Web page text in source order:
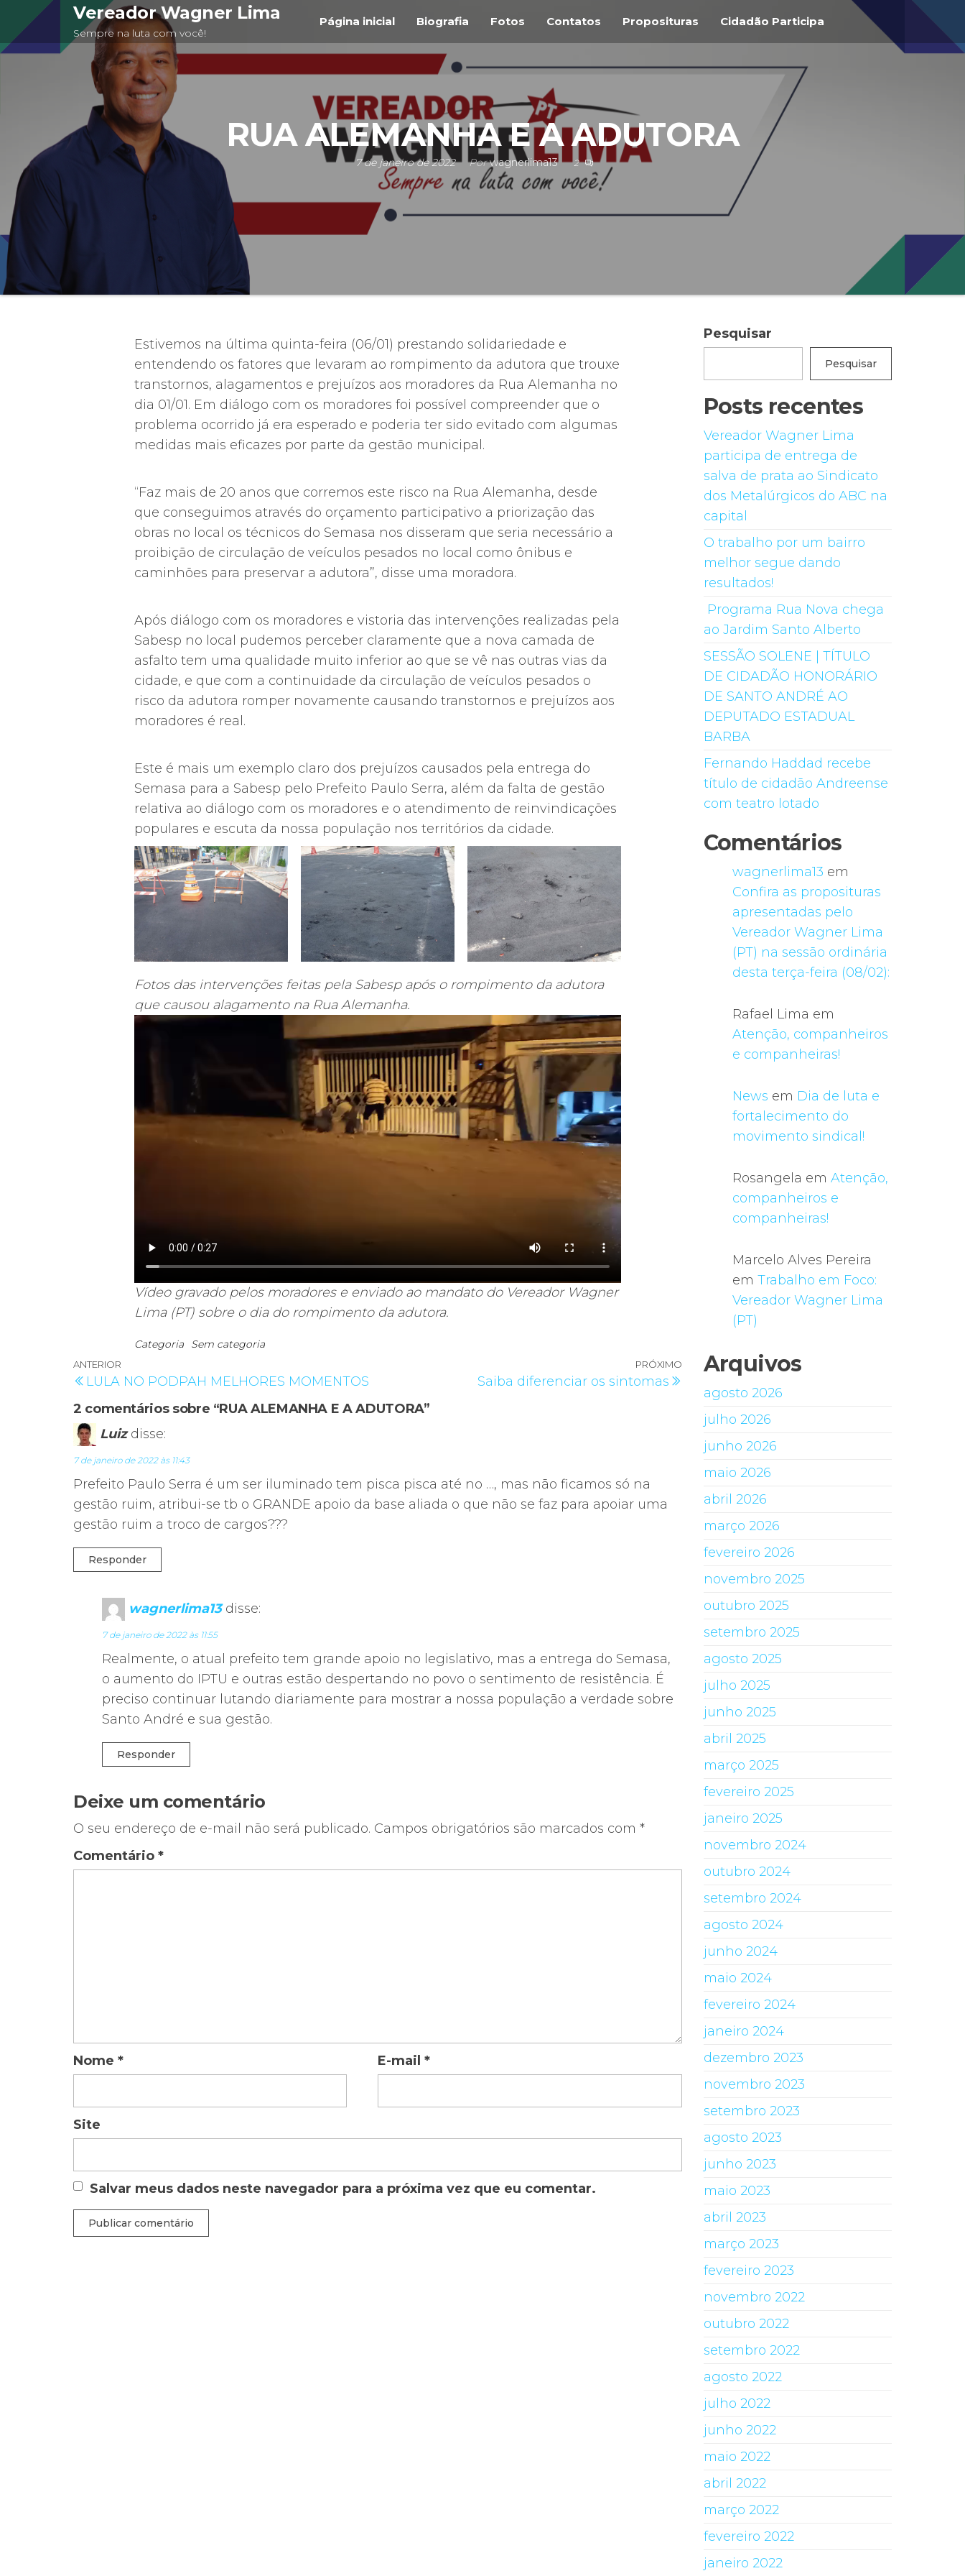
para
o
Vereador Wagner Lima
Sempre na luta com você!
Página inicial Biografia Fotos Contatos Proposituras Cidadão Participa
RUA ALEMANHA E A ADUTORA
7 de janeiro de 2022 Porwagnerlima13 2
Estivemos na última quinta-feira (06/01) prestando solidariedade e
entendendo os fatores que levaram ao rompimento da adutora que trouxe
transtornos, alagamentos e prejuízos aos moradores da Rua Alemanha no
dia 01/01. Em diálogo com os moradores foi possível compreender que o
problema ocorrido já era esperado e poderia ter sido evitado com algumas
medidas mais eficazes por parte da gestão municipal.
“Faz mais de 20 anos que corremos este risco na Rua Alemanha, desde
que conseguimos através do orçamento participativo a priorização das
obras no local os técnicos do Semasa nos disseram que seria necessário a
proibição de circulação de veículos pesados no local como ônibus e
caminhões para preservar a adutora”, disse uma moradora.
Após diálogo com os moradores e vistoria das intervenções realizadas pela
Sabesp no local pudemos perceber claramente que a nova camada de
asfalto tem uma qualidade muito inferior ao que se vê nas outras vias da
cidade, e que com a continuidade da circulação de veículos pesados o
risco da adutora romper novamente causando transtornos e prejuízos aos
moradores é real.
Este é mais um exemplo claro dos prejuízos causados pela entrega do
Semasa para a Sabesp pelo Prefeito Paulo Serra, além da falta de gestão
relativa ao diálogo com os moradores e o atendimento de reinvindicações
populares e escuta da nossa população nos territórios da cidade.
Fotos das intervenções feitas pela Sabesp após o rompimento da adutora
que causou alagamento na Rua Alemanha.
Vídeo gravado pelos moradores e enviado ao mandato do Vereador Wagner
Lima (PT) sobre o dia do rompimento da adutora.
Categoria Sem categoria
Navegação
de
Post
Post
anterior
ANTERIOR
LULA NO PODPAH MELHORES MOMENTOS
Próximo
post
PRÓXIMO
Saiba diferenciar os sintomas
2 comentários sobre “RUA ALEMANHA E A ADUTORA”
Luiz disse:
7 de janeiro de 2022 às 11:43
Prefeito Paulo Serra é um ser iluminado tem pisca pisca até no …, mas não ficamos só na
gestão ruim, atribui-se tb o GRANDE apoio da base aliada o que não se faz para apoiar uma
gestão ruim a troco de cargos???
Responder
wagnerlima13 disse:
7 de janeiro de 2022 às 11:55
Realmente, o atual prefeito tem grande apoio no legislativo, mas a entrega do Semasa,
o aumento do IPTU e outras estão despertando no povo o sentimento de resistência. É
preciso continuar lutando diariamente para mostrar a nossa população a verdade sobre
Santo André e sua gestão.
Responder
Deixe um comentário
O seu endereço de e-mail não será publicado. Campos obrigatórios são marcados com *
Comentário *
Nome * E-mail *
Site
Salvar meus dados neste navegador para a próxima vez que eu comentar.
Pesquisar
Pesquisar
Posts recentes
Vereador Wagner Lima
participa de entrega de
salva de prata ao Sindicato
dos Metalúrgicos do ABC na
capital
O trabalho por um bairro
melhor segue dando
resultados!
Programa Rua Nova chega
ao Jardim Santo Alberto
SESSÃO SOLENE | TÍTULO
DE CIDADÃO HONORÁRIO
DE SANTO ANDRÉ AO
DEPUTADO ESTADUAL
BARBA
Fernando Haddad recebe
título de cidadão Andreense
com teatro lotado
Comentários
wagnerlima13 em
Confira as proposituras
apresentadas pelo
Vereador Wagner Lima
(PT) na sessão ordinária
desta terça-feira (08/02):
Rafael Lima em
Atenção, companheiros
e companheiras!
News em Dia de luta e
fortalecimento do
movimento sindical!
Rosangela em Atenção,
companheiros e
companheiras!
Marcelo Alves Pereira
em Trabalho em Foco:
Vereador Wagner Lima
(PT)
Arquivos
agosto 2026
julho 2026
junho 2026
maio 2026
abril 2026
março 2026
fevereiro 2026
novembro 2025
outubro 2025
setembro 2025
agosto 2025
julho 2025
junho 2025
abril 2025
março 2025
fevereiro 2025
janeiro 2025
novembro 2024
outubro 2024
setembro 2024
agosto 2024
junho 2024
maio 2024
fevereiro 2024
janeiro 2024
dezembro 2023
novembro 2023
setembro 2023
agosto 2023
junho 2023
maio 2023
abril 2023
março 2023
fevereiro 2023
novembro 2022
outubro 2022
setembro 2022
agosto 2022
julho 2022
junho 2022
maio 2022
abril 2022
março 2022
fevereiro 2022
janeiro 2022